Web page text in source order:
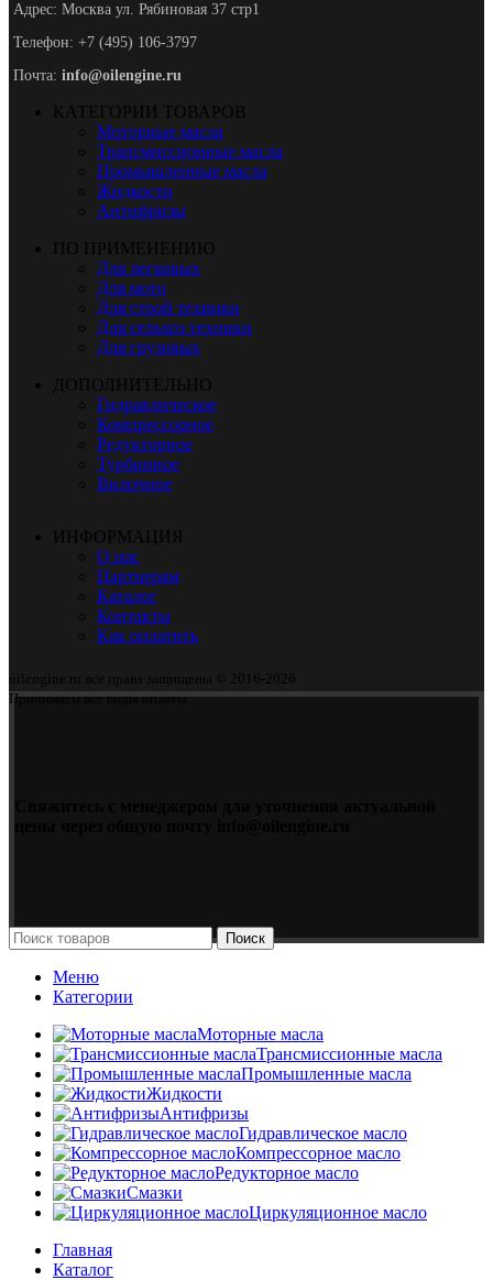
Адрес: Москва ул. Рябиновая 37 стр1
Телефон: +7 (495) 106-3797
Почта: info@oilengine.ru
КАТЕГОРИИ ТОВАРОВ
Моторные масла
Трансмиссионные масла
Промышленные масла
Жидкости
Антифризы
ПО ПРИМЕНЕНИЮ
Для легковых
Для мото
Для строй техники
Для сельхоз техники
Для грузовых
ДОПОЛНИТЕЛЬНО
Гидравлическое
Компрессорное
Редукторное
Турбинное
Вилочное
ИНФОРМАЦИЯ
О нас
Партнерам
Каталог
Контакты
Как оплатить
oilengine.ru все права защищены © 2016-2026
Принимаем все виды оплаты.
Поиск
Меню
Категории
Моторные масла
Трансмиссионные масла
Промышленные масла
Жидкости
Антифризы
Гидравлическое масло
Компрессорное масло
Редукторное масло
Смазки
Циркуляционное масло
Главная
Каталог